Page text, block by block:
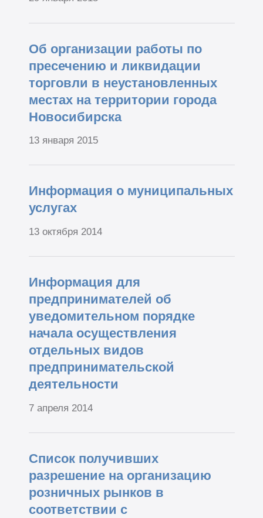
Об организации работы по
пресечению и ликвидации
торговли в неустановленных
местах на территории города
Новосибирска
13 января 2015
Информация о муниципальных
услугах
13 октября 2014
Информация для
предпринимателей об
уведомительном порядке
начала осуществления
отдельных видов
предпринимательской
деятельности
7 апреля 2014
Список получивших
разрешение на организацию
розничных рынков в
соответствии с